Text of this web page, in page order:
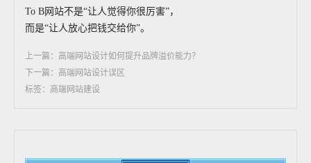
To B网站不是“让人觉得你很厉害”，
而是“让人放心把钱交给你”。
上一篇：高端网站设计如何提升品牌溢价能力？
下一篇：高端网站设计误区
标签：高端网站建设